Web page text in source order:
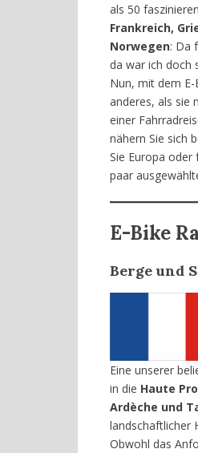
als 50
Frankreich,
Norwegen: Da
da war ich doch
Nun, mit dem
anderes, als sie
einer
nähern Sie sich
Sie Europa oder
paar
E-Bike
Berge und
Eine unserer
in die Haute
Ardèche und
landschaftlicher
Obwohl das